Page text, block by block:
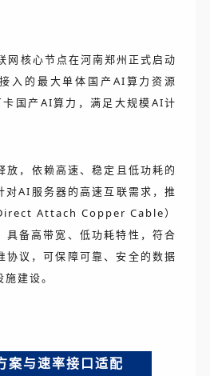
网核心节点在河南郑州正式启动
入的最大单体国产AI算力资源
国产AI算力，满足大规模AI计
放，依赖高速、稳定且低功耗的
对AI服务器的高速互联需求，推
Attach Copper Cable）
具备高带宽、低功耗特性，符合
协议，可保障可靠、安全的数据
建设。
案与速率接口适配